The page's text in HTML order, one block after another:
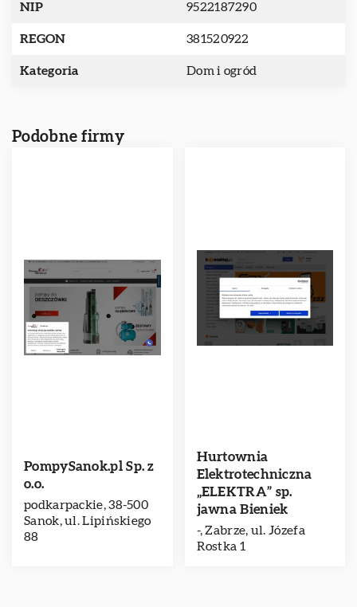
NIP 9522187290
REGON 381520922
Kategoria Dom i ogród
Podobne firmy
PompySanok.pl Sp. z
o.o.
podkarpackie, 38-500
Sanok, ul. Lipińskiego
88
Hurtownia
Elektrotechniczna
„ELEKTRA” sp.
jawna Bieniek
-, Zabrze, ul. Józefa
Rostka 1